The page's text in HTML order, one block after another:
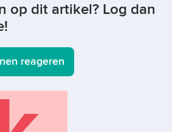
op dit artikel? Log dan
reageren